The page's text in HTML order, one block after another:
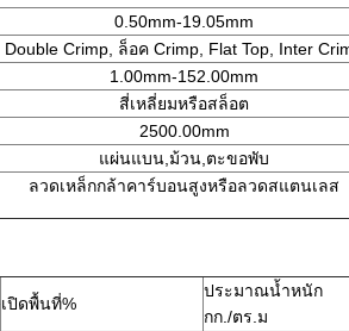
0.50mm-19.05mm
Double Crimp, ล็อค Crimp, Flat Top, Inter
1.00mm-152.00mm
สี่เหลี่ยมหรือสล็อต
2500.00mm
แผ่นแบน,ม้วน,ตะขอพับ
ลวดเหล็กกล้าคาร์บอนสูงหรือลวดสแตนเลส
เปิดพื้นที่%
ประมาณน้ำหนัก
กก./ตร.ม